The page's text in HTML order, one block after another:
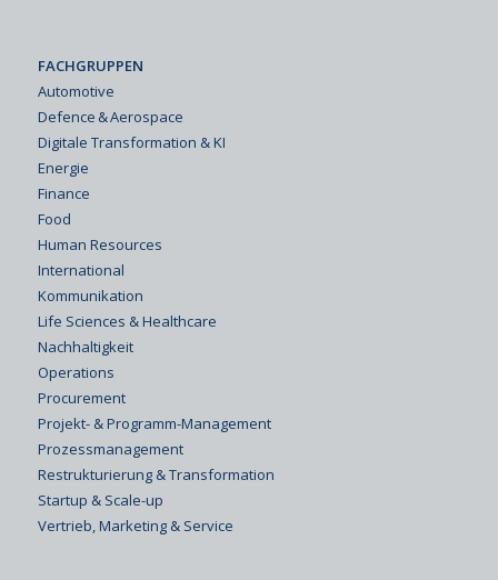
FACHGRUPPEN
Automotive
Defence & Aerospace
Digitale Transformation & KI
Energie
Finance
Food
Human Resources
International
Kommunikation
Life Sciences & Healthcare
Nachhaltigkeit
Operations
Procurement
Projekt- & Programm-Management
Prozessmanagement
Restrukturierung & Transformation
Startup & Scale-up
Vertrieb, Marketing & Service